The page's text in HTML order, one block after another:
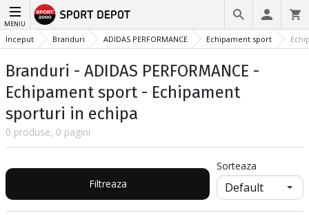
MENIU
Inceput Branduri ADIDAS PERFORMANCE Echipament sport
Branduri - ADIDAS PERFORMANCE -
Echipament sport - Echipament
sporturi in echipa
0 produse, 0 pagini
Filtreaza
Sorteaza